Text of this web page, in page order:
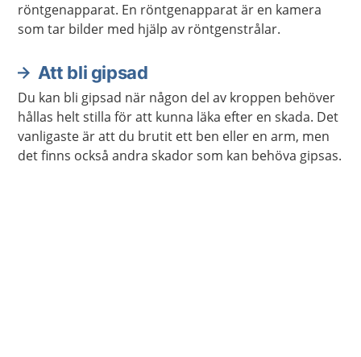
röntgenapparat. En röntgenapparat är en kamera
som tar bilder med hjälp av röntgenstrålar.
Att bli gipsad
Du kan bli gipsad när någon del av kroppen behöver
hållas helt stilla för att kunna läka efter en skada. Det
vanligaste är att du brutit ett ben eller en arm, men
det finns också andra skador som kan behöva gipsas.